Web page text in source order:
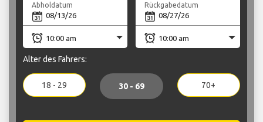
Abholdatum Rückgabedatum
Alter des Fahrers:
18 - 29 30 - 69 70+